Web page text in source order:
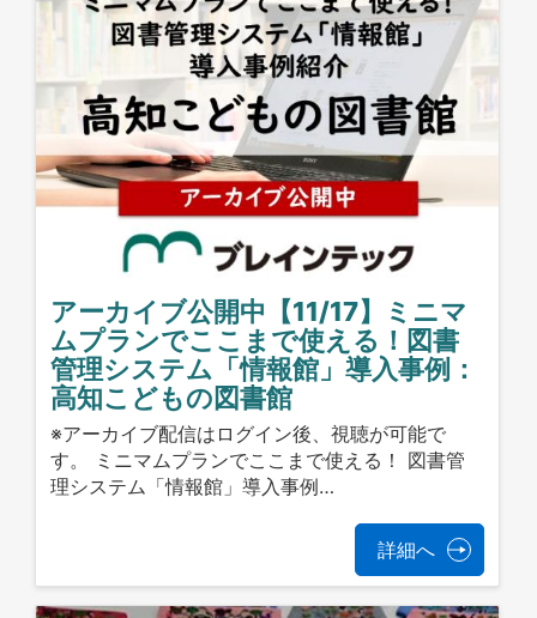
アーカイブ公開中【11/17】ミニマ
ムプランでここまで使える！図書
管理システム「情報館」導入事例：
高知こどもの図書館
※アーカイブ配信はログイン後、視聴が可能で
す。 ミニマムプランでここまで使える！ 図書管
理システム「情報館」導入事例…
詳細へ